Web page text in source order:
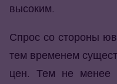
высоким.
Спрос со стороны
тем временем
цен. Тем не менее